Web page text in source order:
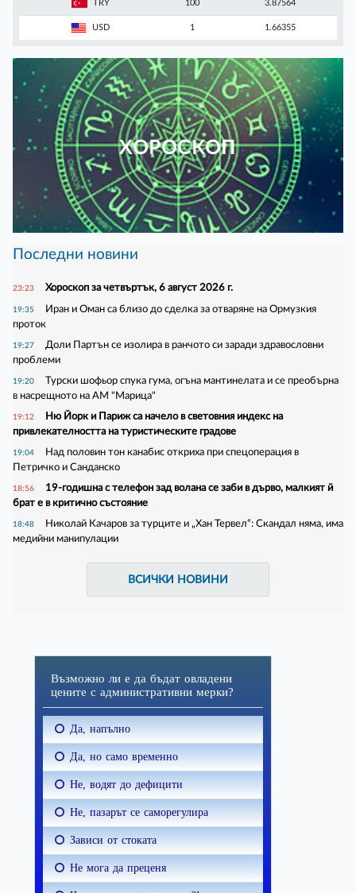
TRY 100 3.87564
USD 1 1.66355
ХОРОСКОП
Последни новини
23:23 Хороскоп за четвъртък, 6 август 2026 г.
19:35
Иран и Оман са близо до сделка за отваряне на Ормузкия
проток
19:27
Доли Партън се изолира в ранчото си заради здравословни
проблеми
19:20
Турски шофьор спука гума, огъна мантинелата и се преобърна
в насрещното на АМ "Марица"
19:12
Ню Йорк и Париж са начело в световния индекс на
привлекателността на туристическите градове
19:04
Над половин тон канабис откриха при спецоперация в
Петричко и Санданско
18:56
19-годишна с телефон зад волана се заби в дърво, малкият й
брат е в критично състояние
18:48
Николай Качаров за турците и „Хан Тервел“: Скандал няма, има
медийни манипулации
ВСИЧКИ НОВИНИ